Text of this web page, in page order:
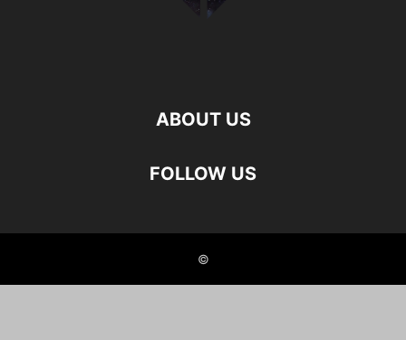
ABOUT US
FOLLOW US
©